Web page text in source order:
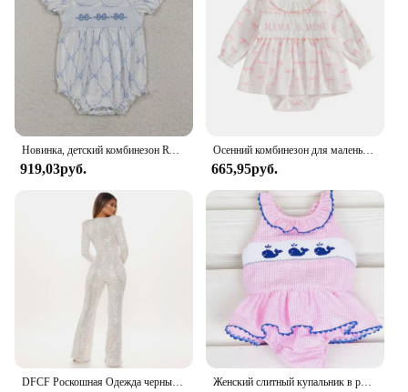
Новинка, детский комбинезон RTS с вышивкой и фиолетовым бантом для девочек, оптовая продажа, Осенний комбинезон для девочек
919,03руб.
Осенний комбинезон для маленьких девочек, комбинезон с длинными рукавами и рюшами, вышивкой букв и бантом
665,95руб.
DFCF Роскошная Одежда черный комбинезон с блестками с глубоким V-образным вырезом длинными рукавами длинные брюки сексуальное Боди женское модное боди Женский слитный купальник в розовую клетку, без рукавов